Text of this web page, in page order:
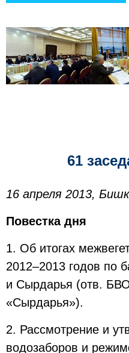
61
16 апреля 2013,
Повестка дня
1. Об итогах
2012–2013 годов по
и Сырдарья (отв.
«Сырдарья»).
2. Рассмотрение и
водозаборов и